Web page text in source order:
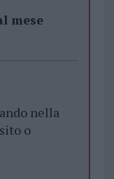
mese
nella
o